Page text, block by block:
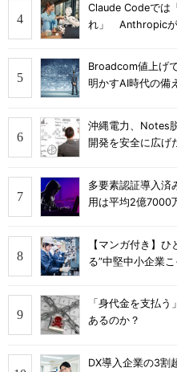
Claude Codeでは
れ」 Anthropicが
Broadcom値上げ
明かすAI時代の備え
沖縄電力、Notes
開発を安全に広げ
多要素認証導入
用は平均2億7000
【マンガ付き】
る”中堅中小企業
「身代金を支払
あるのか？
DX導入企業の3割